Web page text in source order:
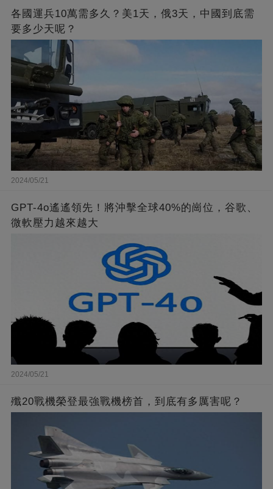
各國運兵10萬需多久？美1天，俄3天，中國到底需
要多少天呢？
2024/05/21
GPT-4o遙遙領先！將沖擊全球40%的崗位，谷歌、
微軟壓力越來越大
2024/05/21
殲20戰機榮登最強戰機榜首，到底有多厲害呢？